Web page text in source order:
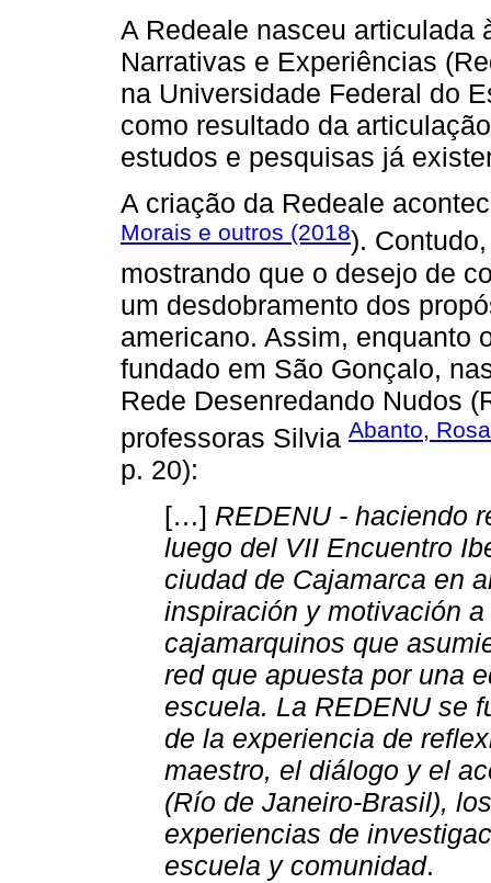
A Redeale nasceu articulada
Narrativas e Experiências
na Universidade Federal do
como resultado da
estudos e pesquisas já
A criação da Redeale
Morais e outros (2018).
mostrando que o desejo de
um desdobramento dos
americano. Assim, enquanto
fundado em São Gonçalo,
Rede Desenredando Nudos
professoras Silvia Abanto,
p. 20):
[…] REDENU - haciendo
luego del VII Encuentro
ciudad de Cajamarca en
inspiración y motivación
cajamarquinos que
red que apuesta por una
escuela. La REDENU se
de la experiencia de
maestro, el diálogo y el
(Río de Janeiro-Brasil),
experiencias de
escuela y comunidad.